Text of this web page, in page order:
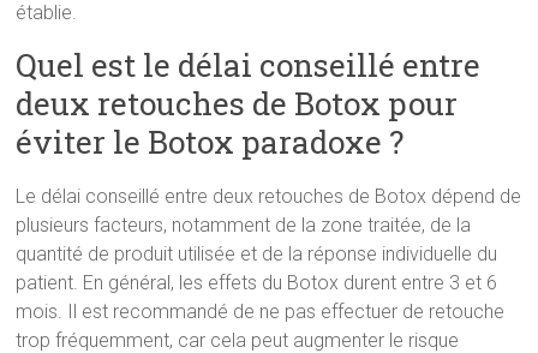
établie.
Quel est le délai conseillé entre
deux retouches de Botox pour
éviter le Botox paradoxe ?
Le délai conseillé entre deux retouches de Botox dépend de
plusieurs facteurs, notamment de la zone traitée, de la
quantité de produit utilisée et de la réponse individuelle du
patient. En général, les effets du Botox durent entre 3 et 6
mois. Il est recommandé de ne pas effectuer de retouche
trop fréquemment, car cela peut augmenter le risque